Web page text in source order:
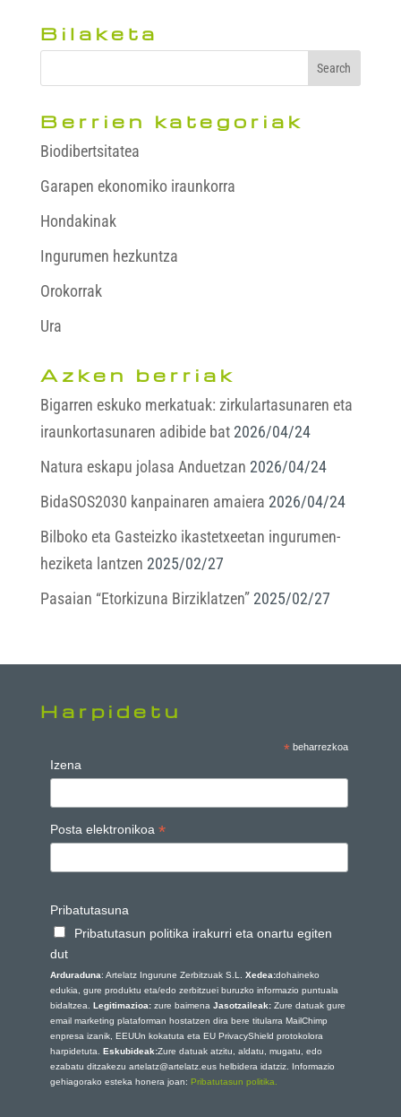
Bilaketa
Berrien kategoriak
Biodibertsitatea
Garapen ekonomiko iraunkorra
Hondakinak
Ingurumen hezkuntza
Orokorrak
Ura
Azken berriak
Bigarren eskuko merkatuak: zirkulartasunaren eta
iraunkortasunaren adibide bat 2026/04/24
Natura eskapu jolasa Anduetzan 2026/04/24
BidaSOS2030 kanpainaren amaiera 2026/04/24
Bilboko eta Gasteizko ikastetxeetan ingurumen-
heziketa lantzen 2025/02/27
Pasaian “Etorkizuna Birziklatzen” 2025/02/27
Harpidetu
* beharrezkoa
Izena
Posta elektronikoa *
Pribatutasuna
Pribatutasun politika irakurri eta onartu egiten
dut
Arduraduna: Artelatz Ingurune Zerbitzuak S.L. Xedea:dohaineko
edukia, gure produktu eta/edo zerbitzuei buruzko informazio puntuala
bidaltzea. Legitimazioa:zure baimena Jasotzaileak: Zure datuak gure
email marketing plataforman hostatzen dira bere titularra MailChimp
enpresa izanik, EEUUn kokatuta eta EU PrivacyShield protokolora
harpidetuta. Eskubideak:Zure datuak atzitu, aldatu, mugatu, edo
ezabatu ditzakezu artelatz@artelatz.eus helbidera idatziz. Informazio
gehiagorako esteka honera joan: Pribatutasun politika.